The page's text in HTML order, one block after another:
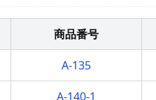
前
商品番号
A-135
A-140-1